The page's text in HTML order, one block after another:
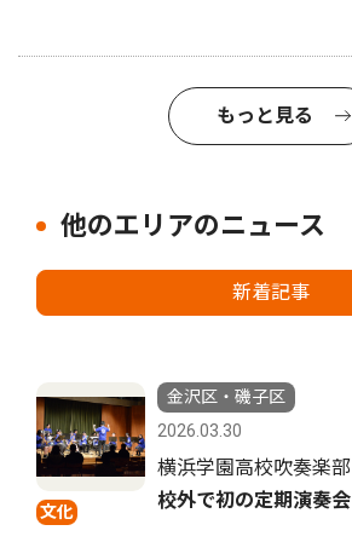
もっと見る
他のエリアのニュース
新着記事
文化
金沢区・磯子区
2026.03.30
横浜学園高校吹奏楽部
校外で初の定期演奏会